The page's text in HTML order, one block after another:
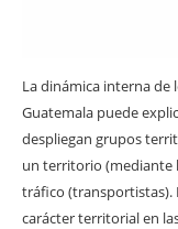
La dinámica interna de
Guatemala puede
despliegan grupos
un territorio (mediante
tráfico (transportistas).
carácter territorial en